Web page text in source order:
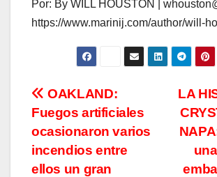
Por: By WILL HOUSTON |
https://www.marinij.com/author/will-
Navegación
de
entradas
LA
OAKLAND:
Fuegos artificiales
ocasionaron varios
incendios entre
ellos un gran